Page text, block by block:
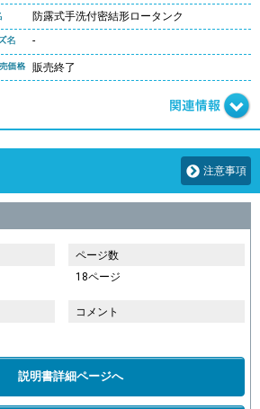
防露式手洗付密結形ロータンク
-
販売終了
注意事項
ページ数
18ページ
コメント
説明書詳細ページへ